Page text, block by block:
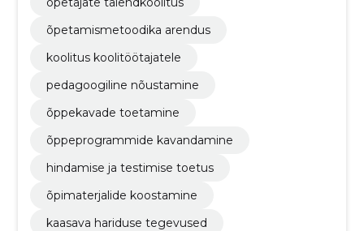
õpetamismetoodika arendus
koolitus koolitöötajatele
pedagoogiline nõustamine
õppekavade toetamine
õppeprogrammide kavandamine
hindamise ja testimise toetus
õpimaterjalide koostamine
kaasava hariduse tegevused